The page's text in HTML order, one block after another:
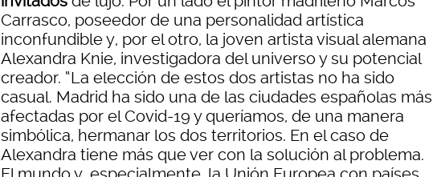
Carrasco, poseedor de una personalidad artística
inconfundible y, por el otro, la joven artista visual alemana
Alexandra Knie, investigadora del universo y su potencial
creador. “La elección de estos dos artistas no ha sido
casual. Madrid ha sido una de las ciudades españolas más
afectadas por el Covid-19 y queríamos, de una manera
simbólica, hermanar los dos territorios. En el caso de
Alexandra tiene más que ver con la solución al problema.